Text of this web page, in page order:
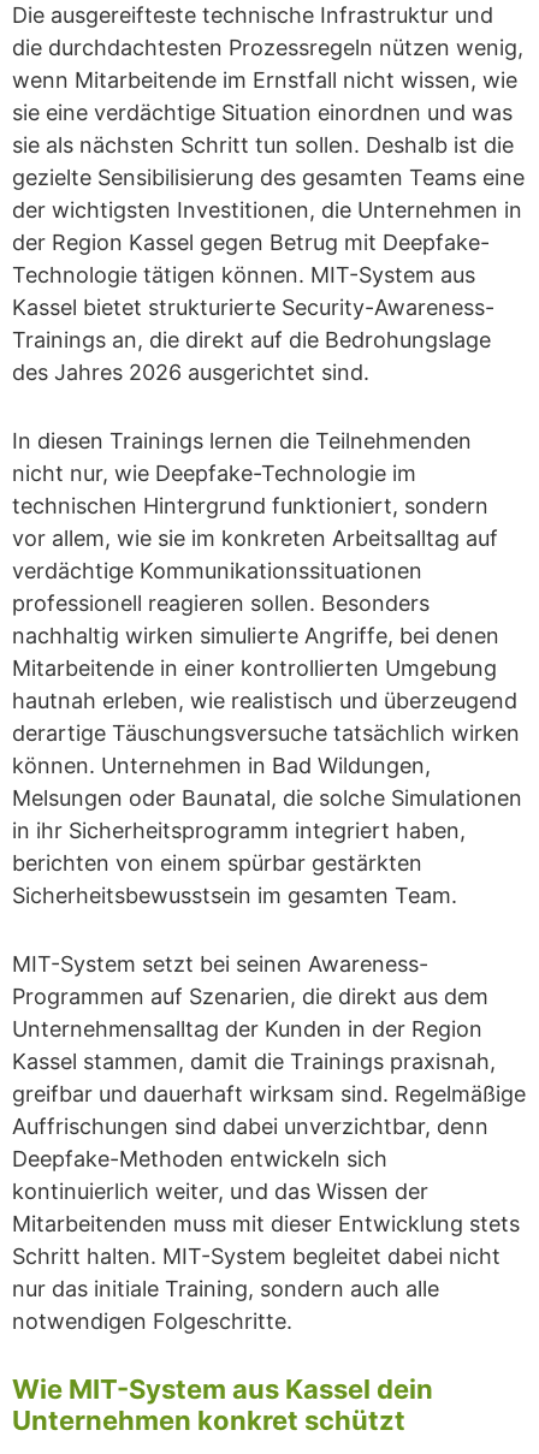
Die ausgereifteste technische Infrastruktur und
die durchdachtesten Prozessregeln nützen wenig,
wenn Mitarbeitende im Ernstfall nicht wissen, wie
sie eine verdächtige Situation einordnen und was
sie als nächsten Schritt tun sollen. Deshalb ist die
gezielte Sensibilisierung des gesamten Teams eine
der wichtigsten Investitionen, die Unternehmen in
der Region Kassel gegen Betrug mit Deepfake-
Technologie tätigen können. MIT-System aus
Kassel bietet strukturierte Security-Awareness-
Trainings an, die direkt auf die Bedrohungslage
des Jahres 2026 ausgerichtet sind.
In diesen Trainings lernen die Teilnehmenden
nicht nur, wie Deepfake-Technologie im
technischen Hintergrund funktioniert, sondern
vor allem, wie sie im konkreten Arbeitsalltag auf
verdächtige Kommunikationssituationen
professionell reagieren sollen. Besonders
nachhaltig wirken simulierte Angriffe, bei denen
Mitarbeitende in einer kontrollierten Umgebung
hautnah erleben, wie realistisch und überzeugend
derartige Täuschungsversuche tatsächlich wirken
können. Unternehmen in Bad Wildungen,
Melsungen oder Baunatal, die solche Simulationen
in ihr Sicherheitsprogramm integriert haben,
berichten von einem spürbar gestärkten
Sicherheitsbewusstsein im gesamten Team.
MIT-System setzt bei seinen Awareness-
Programmen auf Szenarien, die direkt aus dem
Unternehmensalltag der Kunden in der Region
Kassel stammen, damit die Trainings praxisnah,
greifbar und dauerhaft wirksam sind. Regelmäßige
Auffrischungen sind dabei unverzichtbar, denn
Deepfake-Methoden entwickeln sich
kontinuierlich weiter, und das Wissen der
Mitarbeitenden muss mit dieser Entwicklung stets
Schritt halten. MIT-System begleitet dabei nicht
nur das initiale Training, sondern auch alle
notwendigen Folgeschritte.
Wie MIT-System aus Kassel dein
Unternehmen konkret schützt